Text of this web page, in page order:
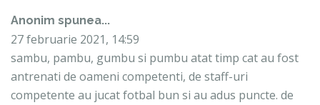
Anonim spunea...
27 februarie 2021, 14:59
sambu, pambu, gumbu si pumbu atat timp cat au fost
antrenati de oameni competenti, de staff-uri
competente au jucat fotbal bun si au adus puncte. de